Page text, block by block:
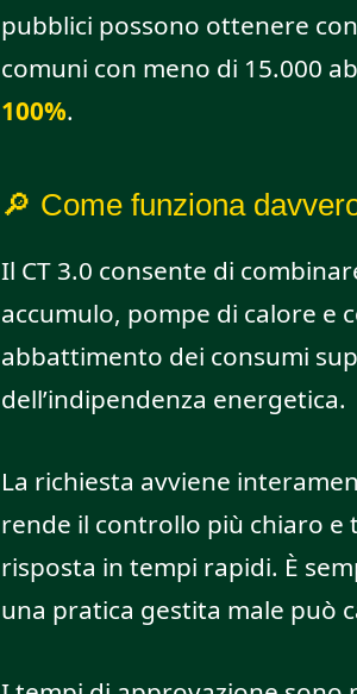
pubblici possono ottenere
comuni con meno di 15.000
100%.
🔎 Come funziona
Il CT 3.0 consente di
accumulo, pompe di calore e
abbattimento dei consumi
dell’indipendenza energetica.
La richiesta avviene
rende il controllo più chiaro
risposta in tempi rapidi. È
una pratica gestita male può